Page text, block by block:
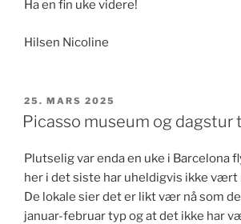
Ha en fin uke videre!
Hilsen Nicoline
PUBLISERT
25. MARS 2025
Picasso museum og dagstur
Plutselig var enda en uke i Barcelona
her i det siste har uheldigvis ikke
De lokale sier det er likt vær nå som
januar-februar typ og at det ikke har